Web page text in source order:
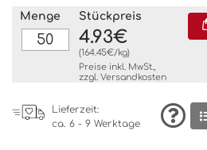
Menge Stückpreis
4.93€
(164.45€/kg)
Preise inkl. MwSt.,
zzgl. Versandkosten
Lieferzeit:
ca. 6 - 9 Werktage